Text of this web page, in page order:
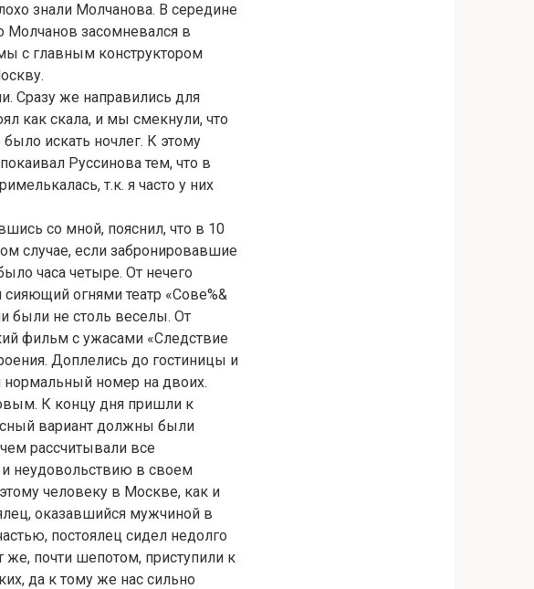
знали Молчанова. В середине
Молчанов засомневался в
с главным конструктором
Сразу же направились для
как скала, и мы смекнули, что
искать ночлег. К этому
Руссинова тем, что в
т.к. я часто у них
со мной, пояснил, что в 10
случае, если забронировавшие
часа четыре. От нечего
огнями театр «Сове%&
были не столь веселы. От
фильм с ужасами «Следствие
Доплелись до гостиницы и
нормальный номер на двоих.
К концу дня пришли к
вариант должны были
рассчитывали все
неудовольствию в своем
человеку в Москве, как и
оказавшийся мужчиной в
постоялец сидел недолго
же, почти шепотом, приступили к
да к тому же нас сильно